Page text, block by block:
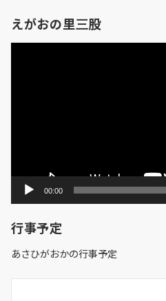
えがおの里三股
00:00
行事予定
あさひがおかの行事予定